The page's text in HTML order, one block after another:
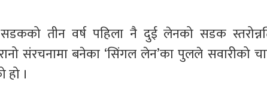
सडकको तीन वर्ष पहिला नै दुई लेनको सडक
संरचनामा बनेका ‘सिंगल लेन’का पुलले सवारीको
।